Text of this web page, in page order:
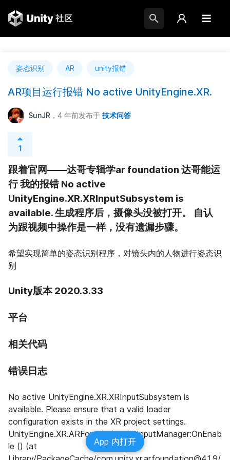
姿态识别 AR unity报错
AR项目运行报错 No active UnityEngine.XR.
SunJR ，4 年前发布于 技术问答
1
跟着官网——达哥专辑学ar foundation 达哥能运
行 我的报错 No active
UnityEngine.XR.XRInputSubsystem is
available. 生成程序后，摄像头没被打开。 自认
为跟视频中操作是一样，没有遗漏步骤。
希望实现简单的姿态识别程序，对镜头内的人物进行姿态识
别
Unity版本 2020.3.33
平台
相关代码
错误日志
No active UnityEngine.XR.XRInputSubsystem is
available. Please ensure that a valid loader
configuration exists in the XR project settings.
UnityEngine.XR.ARFoundation.ARInputManager:OnEnab
le () (at
App 内打开